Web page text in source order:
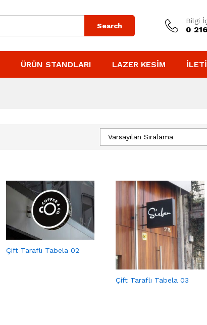
Search
Bilgi
0
ÜRÜN STANDLARI LAZER KESIM
Varsayılan Sıralama
Çift Taraflı Tabela 02
Çift Taraflı Tabela 03